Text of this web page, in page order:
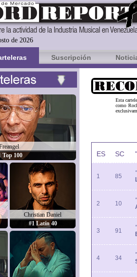
de 2026
Suscripción
Top 100
Christian Daniel
#1 Latín 40
Esta
como
ES SC
1 85
2 10
3 91
4 34